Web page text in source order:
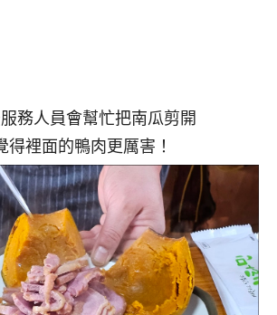
服務人員會幫忙把南瓜剪開
得裡面的鴨肉更厲害！